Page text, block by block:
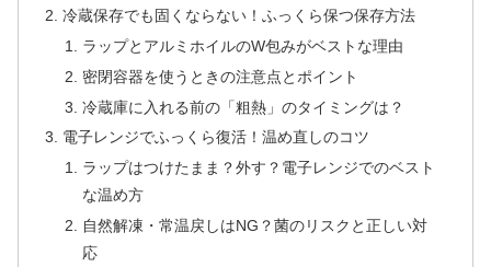
冷蔵保存でも固くならない！ふっくら保つ保存方法
ラップとアルミホイルのW包みがベストな理由
密閉容器を使うときの注意点とポイント
冷蔵庫に入れる前の「粗熱」のタイミングは？
電子レンジでふっくら復活！温め直しのコツ
ラップはつけたまま？外す？電子レンジでのベスト
な温め方
自然解凍・常温戻しはNG？菌のリスクと正しい対
応